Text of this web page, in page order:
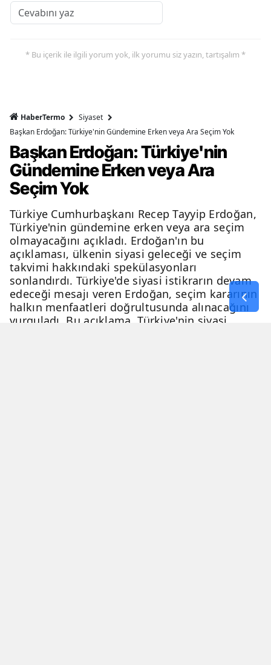
* Bu içerik ile ilgili yorum yok, ilk yorumu siz yazın, tartışalım *
HaberTermo
Siyaset
Başkan Erdoğan: Türkiye'nin Gündemine Erken veya Ara Seçim Yok
Başkan Erdoğan: Türkiye'nin
Gündemine Erken veya Ara
Seçim Yok
Türkiye Cumhurbaşkanı Recep Tayyip Erdoğan,
Türkiye'nin gündemine erken veya ara seçim
olmayacağını açıkladı. Erdoğan'ın bu
açıklaması, ülkenin siyasi geleceği ve seçim
takvimi hakkındaki spekülasyonları
sonlandırdı. Türkiye'de siyasi istikrarın devam
edeceği mesajı veren Erdoğan, seçim kararının
halkın menfaatleri doğrultusunda alınacağını
vurguladı. Bu açıklama, Türkiye'nin siyasi